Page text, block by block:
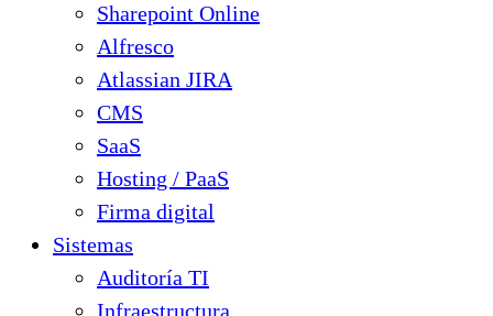
Sharepoint Online
Alfresco
Atlassian JIRA
CMS
SaaS
Hosting / PaaS
Firma digital
Sistemas
Auditoría TI
Infraestructura